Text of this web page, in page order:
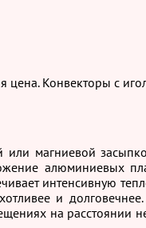
Конвекторы с
или магниевой
алюминиевых
интенсивную
и
на расстоянии